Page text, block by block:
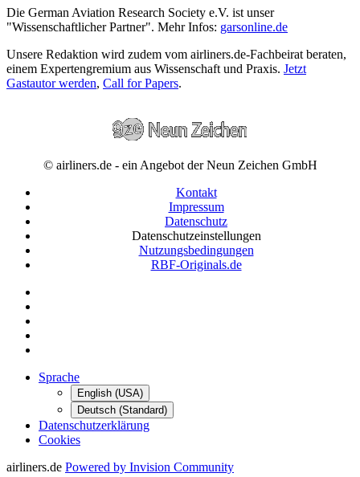
Die German Aviation Research Society e.V. ist unser
"Wissenschaftlicher Partner". Mehr Infos: garsonline.de
Unsere Redaktion wird zudem vom airliners.de-Fachbeirat beraten,
einem Expertengremium aus Wissenschaft und Praxis. Jetzt
Gastautor werden, Call for Papers.
© airliners.de - ein Angebot der Neun Zeichen GmbH
Kontakt
Impressum
Datenschutz
Datenschutzeinstellungen
Nutzungsbedingungen
RBF-Originals.de
Sprache
English (USA)
Deutsch (Standard)
Datenschutzerklärung
Cookies
airliners.de Powered by Invision Community